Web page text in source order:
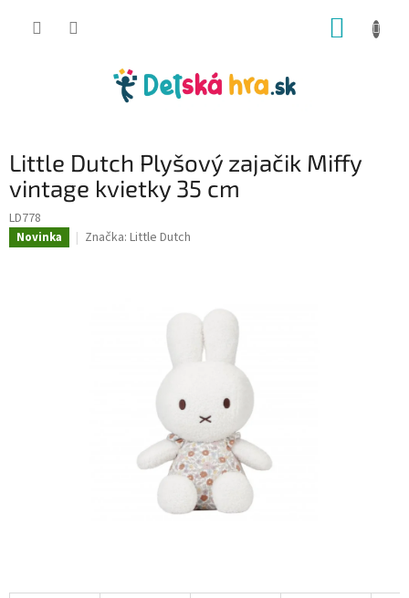
Little Dutch Plyšový zajačik Miffy
vintage kvietky 35 cm
LD778
Novinka Značka: Little Dutch